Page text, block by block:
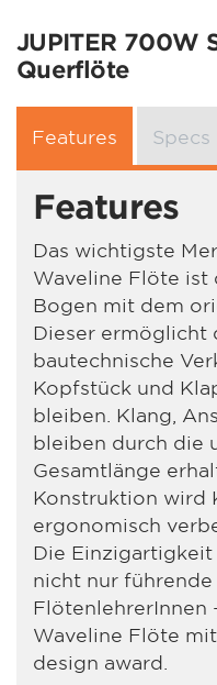
JUPITER 700W
Querflöte
Features Specs
Features
Das wichtigste
Waveline Flöte ist
Bogen mit dem
Dieser ermöglicht
bautechnische
Kopfstück und
bleiben. Klang,
bleiben durch die
Gesamtlänge
Konstruktion wird
ergonomisch
Die
nicht nur
FlötenlehrerInnen
Waveline Flöte
design award.